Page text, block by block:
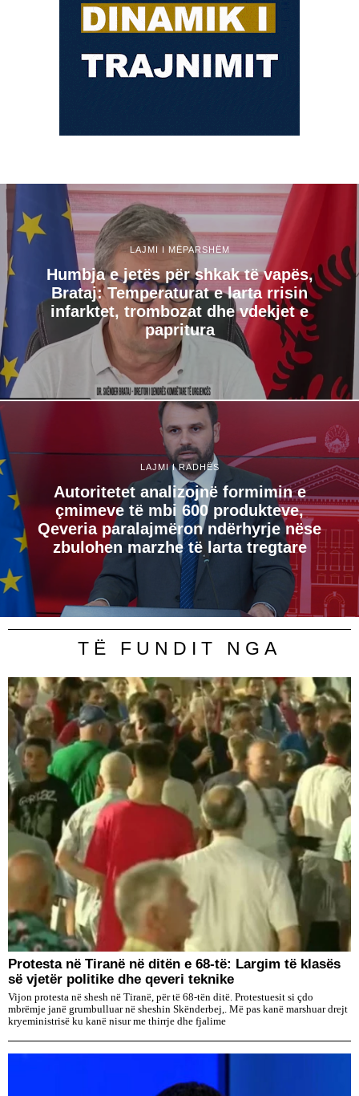
LAJMI I MËPARSHËM
Humbja e jetës për shkak të vapës,
Brataj: Temperaturat e larta rrisin
infarktet, trombozat dhe vdekjet e
papritura
LAJMI I RADHËS
Autoritetet analizojnë formimin e
çmimeve të mbi 600 produkteve,
Qeveria paralajmëron ndërhyrje nëse
zbulohen marzhe të larta tregtare
TË FUNDIT NGA
Protesta në Tiranë në ditën e 68-të: Largim të klasës
së vjetër politike dhe qeveri teknike
Vijon protesta në shesh në Tiranë, për të 68-tën ditë. Protestuesit si çdo
mbrëmje janë grumbulluar në sheshin Skënderbej,. Më pas kanë marshuar drejt
kryeministrisë ku kanë nisur me thirrje dhe fjalime